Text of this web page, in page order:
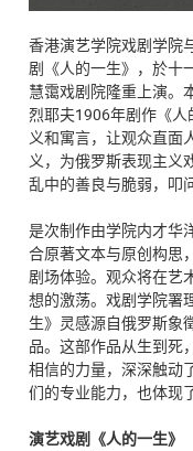
香港演艺学院戏剧学院
剧《人的一生》，於十
慧霭戏剧院隆重上演。
烈耶夫1906年剧作《
义和寓言，让观众直面
义，为俄罗斯表现主义
乱中的善良与脆弱，叩
是次制作由学院内才华
合原著文本与原创构思
剧场体验。观众将在艺
想的激荡。戏剧学院署
生》灵感源自俄罗斯象
品。这部作品从生到死
相信的力量，深深触动
们的专业能力，也体现
演艺戏剧《人的一生》